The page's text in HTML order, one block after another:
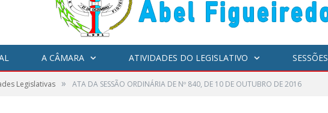
A CÂMARA ATIVIDADES DO LEGISLATIVO SESSÕES
Legislativas » ATA DA SESSÃO ORDINÁRIA DE Nº 840, DE 10 DE OUTUBRO DE 2016